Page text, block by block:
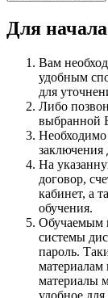
Для
Вам
удобным
для
Либо
выбранной
Необходимо
заключения
На
договор,
кабинет, а
обучения.
Обучаемым
системы
пароль.
материалам
материалы
удобное